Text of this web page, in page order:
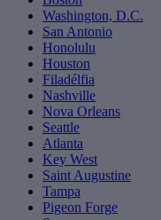
Washington, D.C.
San Antonio
Honolulu
Houston
Filadélfia
Nashville
Nova Orleans
Seattle
Atlanta
Key West
Saint Augustine
Tampa
Pigeon Forge